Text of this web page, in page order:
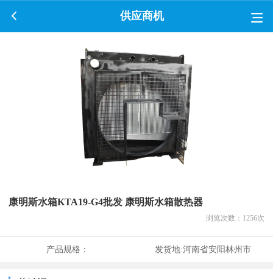
供应商机
康明斯水箱KTA19-G4批发 康明斯水箱散热器
浏览次数： 1256次
产品规格： 发货地:河南省安阳林州市